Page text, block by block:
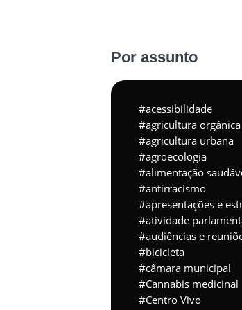
Por assunto
acessibilidade
agricultura orgânica
agricultura urbana
agroecologia
alimentação
antirracismo
apresentações e
atividade
audiências e
bicicleta
câmara municipal
Cannabis medicinal
Centro Vivo